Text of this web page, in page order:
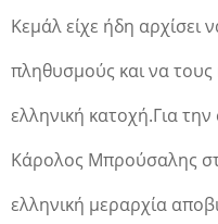
Κεμάλ είχε ήδη αρχίσει
πληθυσμούς και να τους
ελληνική κατοχή.Για
Κάρολος Μπρούσαλης
ελληνική μεραρχία